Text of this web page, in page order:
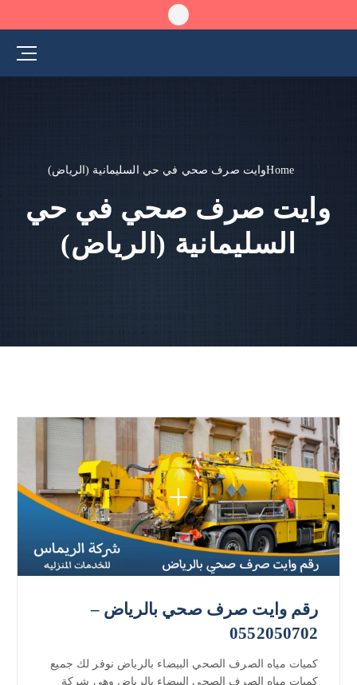
Homeوايت صرف صحي في حي السليمانية (الرياض)
وايت صرف صحي في حي
السليمانية (الرياض)
رقم وايت صرف صحي بالرياض –
0552050702
كميات مياه الصرف الصحي البيضاء بالرياض نوفر لك جميع
كميات مياه الصرف الصحي البيضاء بالرياض وهي شركة